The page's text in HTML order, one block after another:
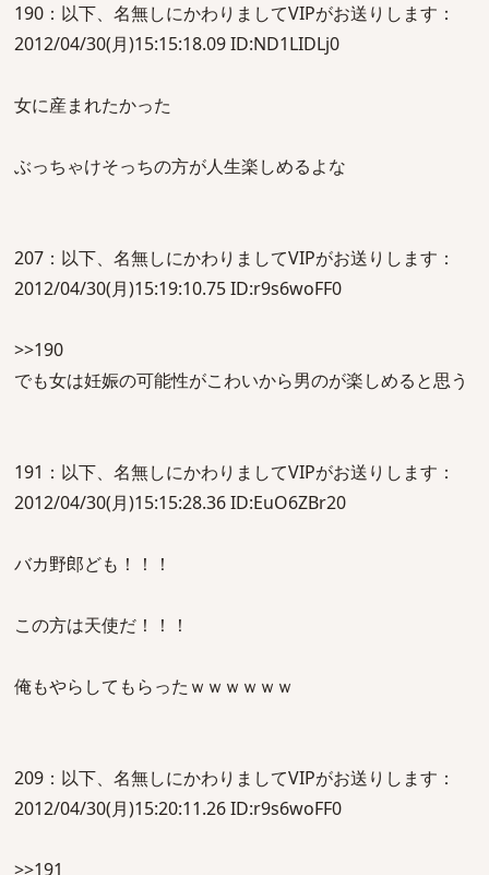
190：以下、名無しにかわりましてVIPがお送りします：
2012/04/30(月)15:15:18.09 ID:ND1LIDLj0
女に産まれたかった
ぶっちゃけそっちの方が人生楽しめるよな
207：以下、名無しにかわりましてVIPがお送りします：
2012/04/30(月)15:19:10.75 ID:r9s6woFF0
>>190
でも女は妊娠の可能性がこわいから男のが楽しめると思う
191：以下、名無しにかわりましてVIPがお送りします：
2012/04/30(月)15:15:28.36 ID:EuO6ZBr20
バカ野郎ども！！！
この方は天使だ！！！
俺もやらしてもらったｗｗｗｗｗｗ
209：以下、名無しにかわりましてVIPがお送りします：
2012/04/30(月)15:20:11.26 ID:r9s6woFF0
>>191